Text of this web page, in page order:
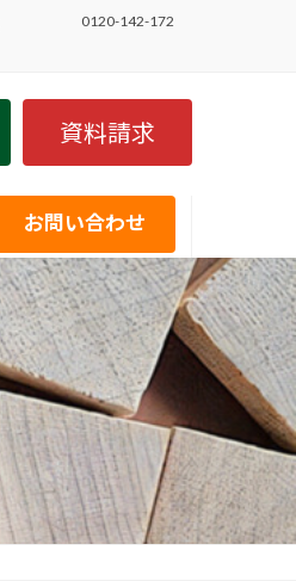
0120-142-172
資料請求
お問い合わせ